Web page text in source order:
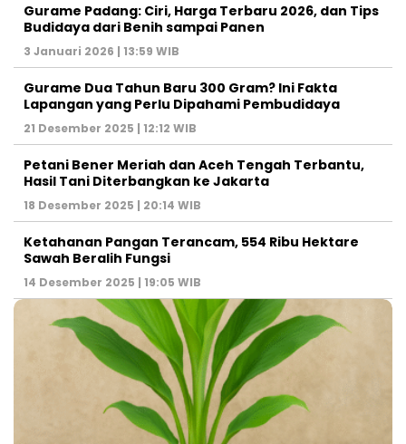
Gurame Padang: Ciri, Harga Terbaru 2026, dan Tips
Budidaya dari Benih sampai Panen
3 Januari 2026 | 13:59 WIB
Gurame Dua Tahun Baru 300 Gram? Ini Fakta
Lapangan yang Perlu Dipahami Pembudidaya
21 Desember 2025 | 12:12 WIB
Petani Bener Meriah dan Aceh Tengah Terbantu,
Hasil Tani Diterbangkan ke Jakarta
18 Desember 2025 | 20:14 WIB
Ketahanan Pangan Terancam, 554 Ribu Hektare
Sawah Beralih Fungsi
14 Desember 2025 | 19:05 WIB